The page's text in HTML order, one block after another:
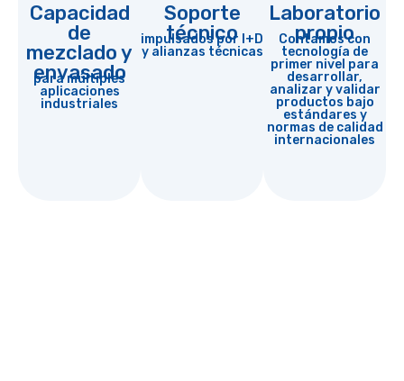
Capacidad
de
mezclado y
envasado
para múltiples
aplicaciones
industriales
Soporte
técnico
impulsados por I+D
y alianzas técnicas
Laboratorio
propio
Contamos con
tecnología de
primer nivel para
desarrollar,
analizar y validar
productos bajo
estándares y
normas de calidad
internacionales